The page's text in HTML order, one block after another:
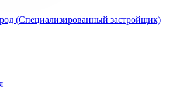
(Специализированный застройщик)